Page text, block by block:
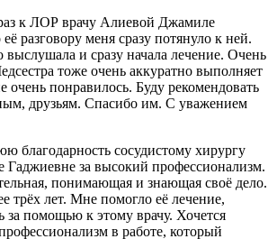
к ЛОР врачу Алиевой Джамиле
разговору меня сразу потянуло к ней.
и сразу начала лечение. Очень
тоже очень аккуратно выполняет
понравилось. Буду рекомендовать
друзьям. Спасибо им. С уважением
благодарность сосудистому хирургу
за высокий профессионализм.
понимающая и знающая своё дело.
трёх лет. Мне помогло её лечение,
за помощью к этому врачу. Хочется
в работе, который